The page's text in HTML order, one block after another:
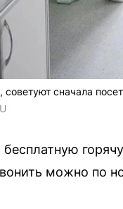
сначала
можно по